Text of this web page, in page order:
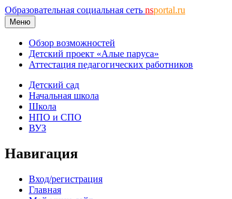
Образовательная социальная сеть nsportal.ru
Меню
Обзор возможностей
Детский проект «Алые паруса»
Аттестация педагогических работников
Детский сад
Начальная школа
Школа
НПО и СПО
ВУЗ
Навигация
Вход/регистрация
Главная